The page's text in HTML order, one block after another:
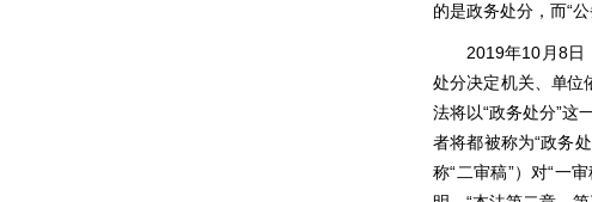
的是政务处分，而“公
2019年10月8日
处分决定机关、单位
法将以“政务处分”这
者将都被称为“政务
称“二审稿”）对“一